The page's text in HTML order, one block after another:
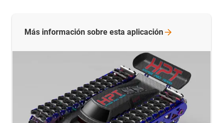
Más información sobre esta aplicación